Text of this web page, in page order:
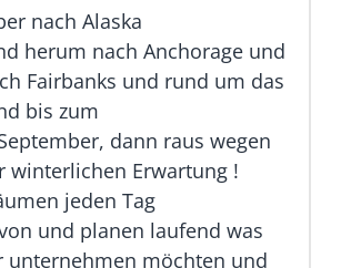
nach Alaska
herum nach Anchorage und
Fairbanks und rund um das
bis zum
dann raus wegen
winterlichen Erwartung !
jeden Tag
und planen laufend was
unternehmen möchten und